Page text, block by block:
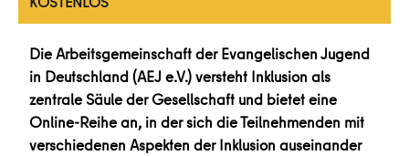
Die Arbeitsgemeinschaft der Evangelischen Jugend
in Deutschland (AEJ e.V.) versteht Inklusion als
zentrale Säule der Gesellschaft und bietet eine
Online-Reihe an, in der sich die Teilnehmenden mit
verschiedenen Aspekten der Inklusion auseinander